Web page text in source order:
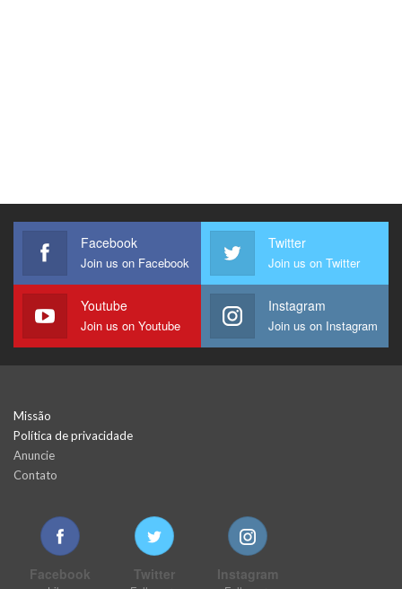
Facebook
Join us on Facebook
Twitter
Join us on Twitter
Youtube
Join us on Youtube
Instagram
Join us on Instagram
Missão
Política de privacidade
Anuncie
Contato
Facebook Twitter Instagram